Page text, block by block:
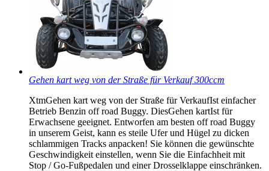
Gehen kart weg von der Straße für Verkauf 300ccm
XtmGehen kart weg von der Straße für VerkaufIst einfacher
Betrieb Benzin off road Buggy. DiesGehen kartIst für
Erwachsene geeignet. Entworfen am besten off road Buggy
in unserem Geist, kann es steile Ufer und Hügel zu dicken
schlammigen Tracks anpacken! Sie können die gewünschte
Geschwindigkeit einstellen, wenn Sie die Einfachheit mit
Stop / Go-Fußpedalen und einer Drosselklappe einschränken.